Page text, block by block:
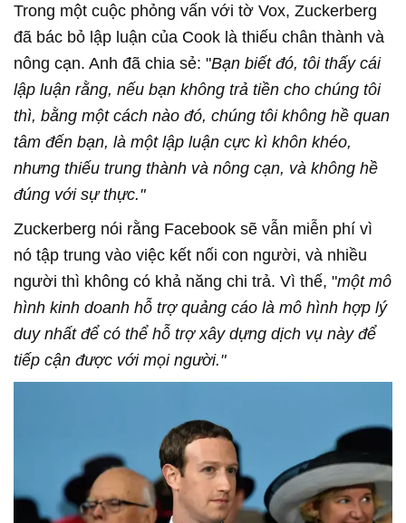
Trong một cuộc phỏng vấn với tờ Vox, Zuckerberg
đã bác bỏ lập luận của Cook là thiếu chân thành và
nông cạn. Anh đã chia sẻ: "Bạn biết đó, tôi thấy cái
lập luận rằng, nếu bạn không trả tiền cho chúng tôi
thì, bằng một cách nào đó, chúng tôi không hề quan
tâm đến bạn, là một lập luận cực kì khôn khéo,
nhưng thiếu trung thành và nông cạn, và không hề
đúng với sự thực."
Zuckerberg nói rằng Facebook sẽ vẫn miễn phí vì
nó tập trung vào việc kết nối con người, và nhiều
người thì không có khả năng chi trả. Vì thế, "một mô
hình kinh doanh hỗ trợ quảng cáo là mô hình hợp lý
duy nhất để có thể hỗ trợ xây dựng dịch vụ này để
tiếp cận được với mọi người."